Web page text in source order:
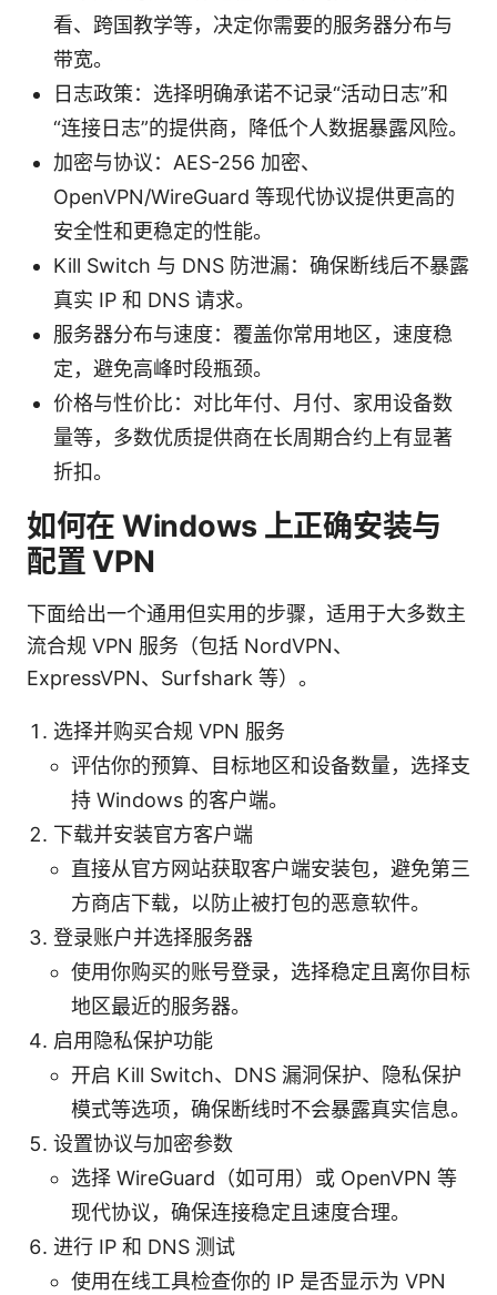
看、跨国教学等，决定你需要的服务器分布与
带宽。
日志政策：选择明确承诺不记录“活动日志”和
“连接日志”的提供商，降低个人数据暴露风险。
加密与协议：AES-256 加密、
OpenVPN/WireGuard 等现代协议提供更高的
安全性和更稳定的性能。
Kill Switch 与 DNS 防泄漏：确保断线后不暴露
真实 IP 和 DNS 请求。
服务器分布与速度：覆盖你常用地区，速度稳
定，避免高峰时段瓶颈。
价格与性价比：对比年付、月付、家用设备数
量等，多数优质提供商在长周期合约上有显著
折扣。
如何在 Windows 上正确安装与
配置 VPN
下面给出一个通用但实用的步骤，适用于大多数主
流合规 VPN 服务（包括 NordVPN、
ExpressVPN、Surfshark 等）。
选择并购买合规 VPN 服务
评估你的预算、目标地区和设备数量，选择支
持 Windows 的客户端。
下载并安装官方客户端
直接从官方网站获取客户端安装包，避免第三
方商店下载，以防止被打包的恶意软件。
登录账户并选择服务器
使用你购买的账号登录，选择稳定且离你目标
地区最近的服务器。
启用隐私保护功能
开启 Kill Switch、DNS 漏洞保护、隐私保护
模式等选项，确保断线时不会暴露真实信息。
设置协议与加密参数
选择 WireGuard（如可用）或 OpenVPN 等
现代协议，确保连接稳定且速度合理。
进行 IP 和 DNS 测试
使用在线工具检查你的 IP 是否显示为 VPN